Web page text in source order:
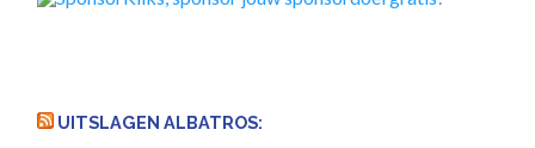
UITSLAGEN ALBATROS: